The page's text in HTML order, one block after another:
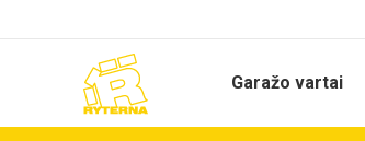
Garažo vartai